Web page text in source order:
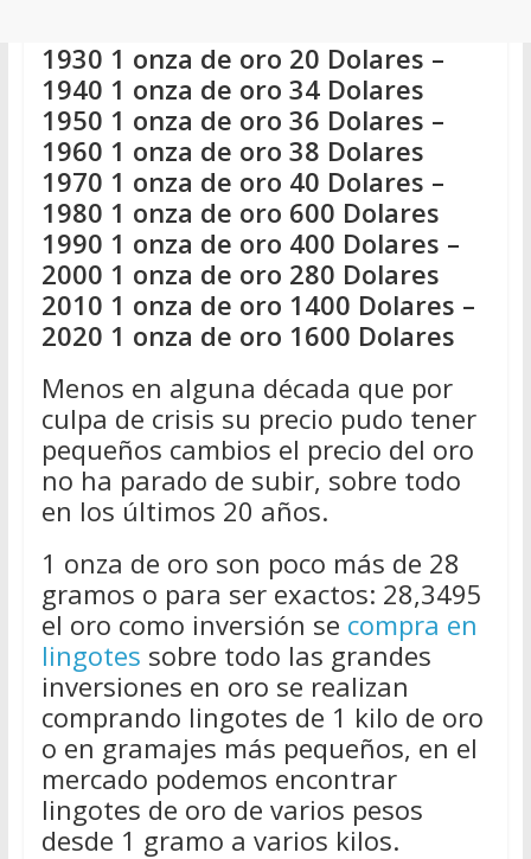
1930 1 onza de oro 20 Dolares –
1940 1 onza de oro 34 Dolares
1950 1 onza de oro 36 Dolares –
1960 1 onza de oro 38 Dolares
1970 1 onza de oro 40 Dolares –
1980 1 onza de oro 600 Dolares
1990 1 onza de oro 400 Dolares –
2000 1 onza de oro 280 Dolares
2010 1 onza de oro 1400 Dolares –
2020 1 onza de oro 1600 Dolares
Menos en alguna década que por
culpa de crisis su precio pudo tener
pequeños cambios el precio del oro
no ha parado de subir, sobre todo
en los últimos 20 años.
1 onza de oro son poco más de 28
gramos o para ser exactos: 28,3495
el oro como inversión se compra en
lingotes sobre todo las grandes
inversiones en oro se realizan
comprando lingotes de 1 kilo de oro
o en gramajes más pequeños, en el
mercado podemos encontrar
lingotes de oro de varios pesos
desde 1 gramo a varios kilos.